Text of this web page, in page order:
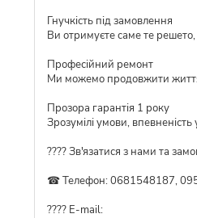
Гнучкість під замовлення
Ви отримуєте саме те
Професійний ремонт
Ми можемо продовжити
Прозора гарантія 1 року
Зрозумілі умови, впевненість
???? Зв'язатися з нами та
☎ Телефон: 0681548187,
???? E-mail: